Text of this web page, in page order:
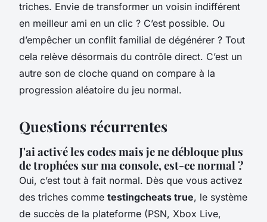
triches. Envie de transformer un voisin indifférent
en meilleur ami en un clic ? C’est possible. Ou
d’empêcher un conflit familial de dégénérer ? Tout
cela relève désormais du contrôle direct. C’est un
autre son de cloche quand on compare à la
progression aléatoire du jeu normal.
Questions récurrentes
J'ai activé les codes mais je ne débloque plus
de trophées sur ma console, est-ce normal ?
Oui, c’est tout à fait normal. Dès que vous activez
des triches comme testingcheats true, le système
de succès de la plateforme (PSN, Xbox Live,